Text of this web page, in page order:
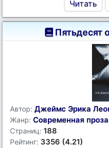
Читать
Пятьдесят
Автор: Джеймс Эрика
Жанр: Современная проза
Страниц: 188
Рейтинг: 3356 (4.21)